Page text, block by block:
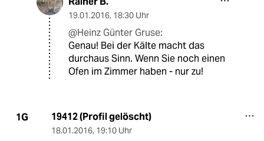
19.01.2016, 18:30 Uhr
@Heinz Günter Gruse:
Genau! Bei der Kälte macht das
durchaus Sinn. Wenn Sie noch einen
Ofen im Zimmer haben - nur zu!
1G 19412 (Profil gelöscht)
18.01.2016, 19:10 Uhr